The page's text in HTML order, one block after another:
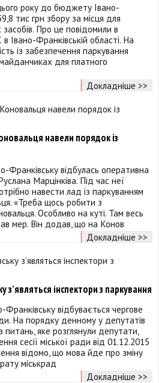
року до бюджету Івано-
тис грн збору за місця для
Про це повідомили в
Івано-Франківській області. На
із забезпечення паркування
для платного
Докладніше >>
навели порядок із
Франківську відбулась оперативна
Марцінківа. Під час неї
навести лад із паркуванням
«Треба щось робити з
Особливо на куті. Там весь
мер. Він додав, що на Конов
Докладніше >>
з’являться інспектори з паркування
Франківську відбувається чергове
На порядку денному у депутатів
яке розглянули депутати,
сесії міської ради від 01.12.2015
відомо, що мова йде про зміну
міськрад
Докладніше >>